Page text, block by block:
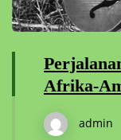
Afrika-
admin